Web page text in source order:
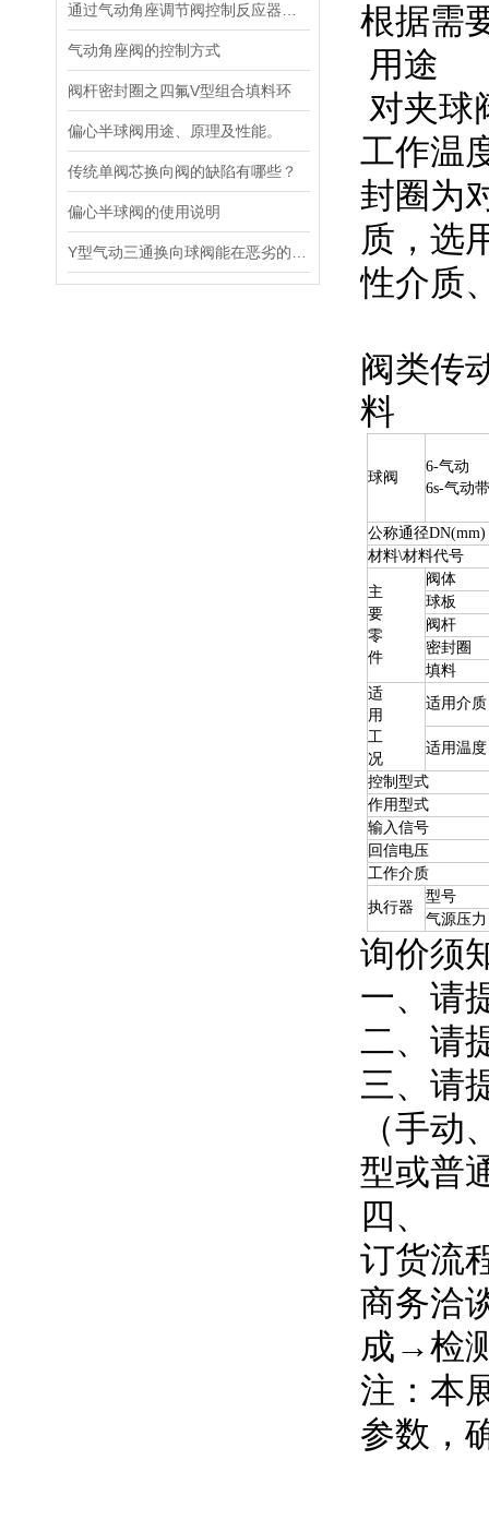
气动角座阀的控制方式
阀杆密封圈之四氟V型组合填料环
偏心半球阀用途、原理及性能。
传统单阀芯换向阀的缺陷有哪些？
偏心半球阀的使用说明
根据需
用途
对夹球
工作温
封圈为
质，选
性介质
阀类传
料
球阀
6-气动
6s-气动
公称通径DN(mm)
材料\材料代号
主
要
零
件
阀体
球板
阀杆
密封圈
填料
适
用
工
况
适用介质
适用温度
控制型式
作用型式
输入信号
回信电压
工作介质
执行器
型号
气源压力
询价须
一、请
二、请
三、请
（手
型或普
四、
订货流
商务洽
成→检
注：本
参数，